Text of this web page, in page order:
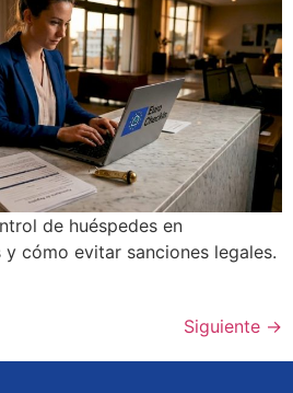
de huéspedes en
cómo evitar sanciones legales.
Siguiente →